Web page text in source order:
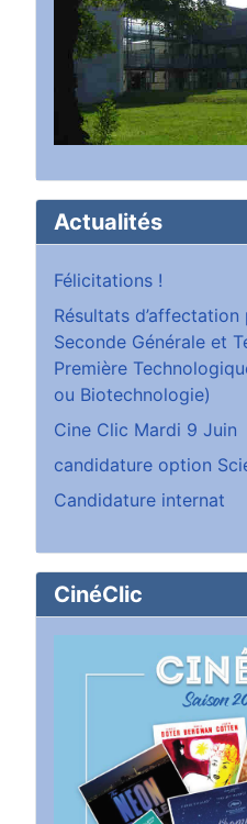
Actualités
Félicitations !
Résultats
Seconde Générale et
Première
ou Biotechnologie)
Cine Clic Mardi 9 Juin
candidature option
Candidature internat
CinéClic